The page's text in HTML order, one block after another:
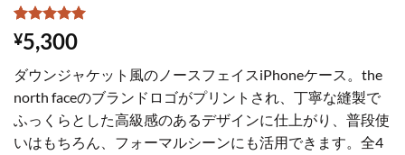
1
件の利用者
評価に基づ
価のうち、
5 点
¥5,300
ダウンジャケット風のノースフェイスiPhoneケース。the
north faceのブランドロゴがプリントされ、丁寧な縫製で
ふっくらとした高級感のあるデザインに仕上がり、普段使
いはもちろん、フォーマルシーンにも活用できます。全4